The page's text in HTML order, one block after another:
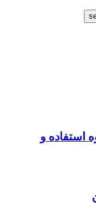
استفاده و